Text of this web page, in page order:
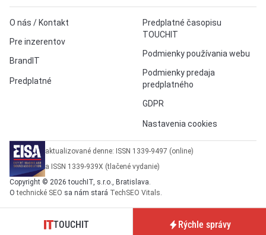
O nás / Kontakt
Pre inzerentov
BrandIT
Predplatné
Predplatné časopisu
TOUCHIT
Podmienky používania webu
Podmienky predaja
predplatného
GDPR
Nastavenia cookies
aktualizované denne: ISSN 1339-9497 (online)
a ISSN 1339-939X (tlačené vydanie)
Copyright © 2026 touchIT, s.r.o., Bratislava.
Otechnické SEO sa nám stará TechSEO Vitals.
TOUCHIT Rýchle správy